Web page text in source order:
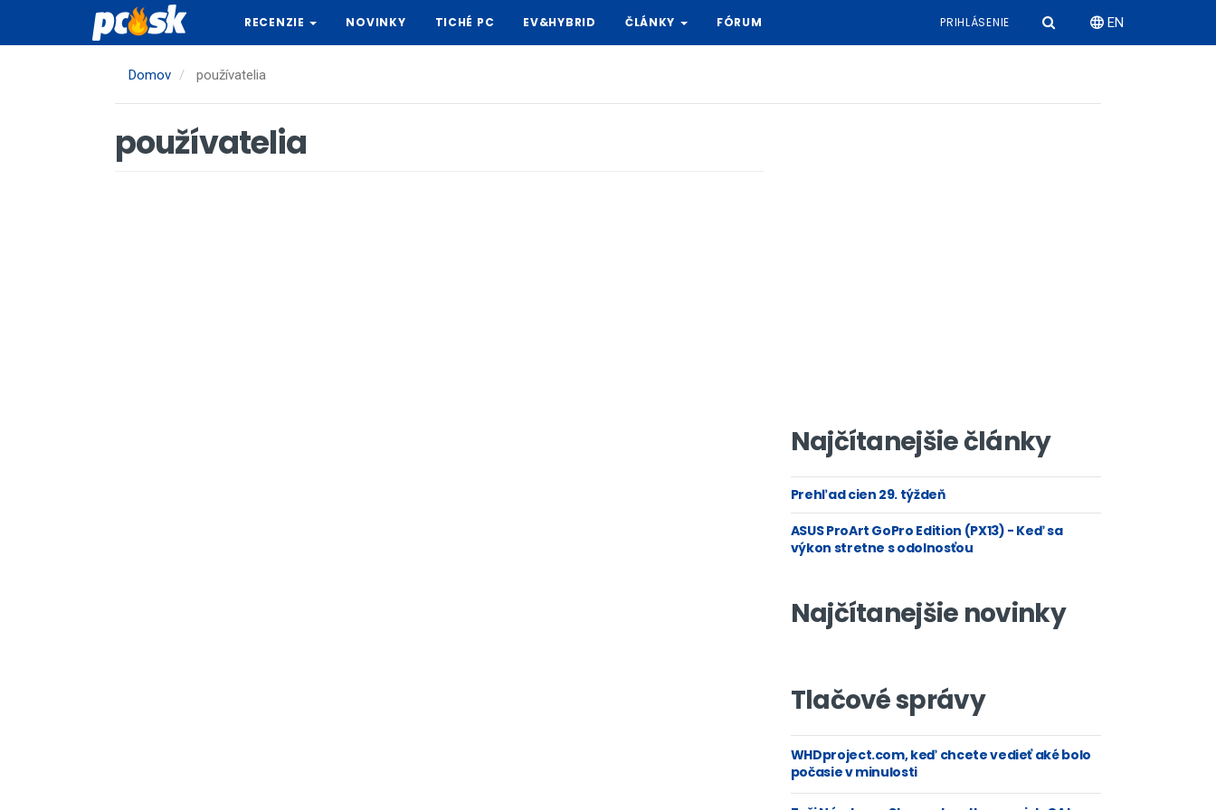
hlavný
RECENZIE NOVINKY TICHÉ PC EV&HYBRID ČLÁNKY FÓRUM PRIHLÁSENIE EN
Domov používatelia
používatelia
Najčítanejšie články
Prehľad cien 29. týždeň
ASUS ProArt GoPro Edition (PX13) - Keď sa
výkon stretne s odolnosťou
Najčítanejšie novinky
Tlačové správy
WHDproject.com, keď chcete vedieť aké bolo
počasie v minulosti